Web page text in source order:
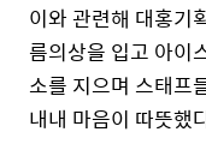
이와 관련해 대홍기
름의상을 입고 아이
소를 지으며 스태프
내내 마음이 따뜻했